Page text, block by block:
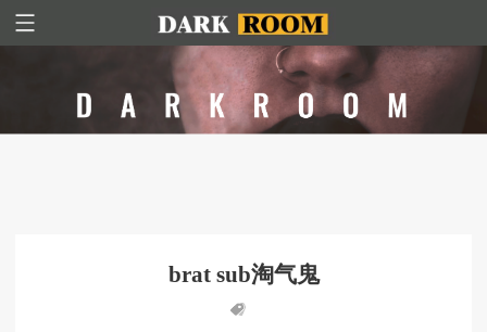
brat sub淘气鬼